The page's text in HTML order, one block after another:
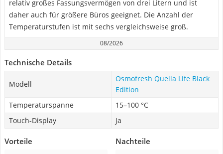
relativ großes Fassungsvermögen von drei Litern und ist
daher auch für größere Büros geeignet. Die Anzahl der
Temperaturstufen ist mit sechs vergleichsweise groß.
08/2026
Technische Details
Modell
Osmofresh Quella Life Black
Edition
Temperaturspanne
15–100 °C
Touch-Display
Ja
Vorteile Nachteile